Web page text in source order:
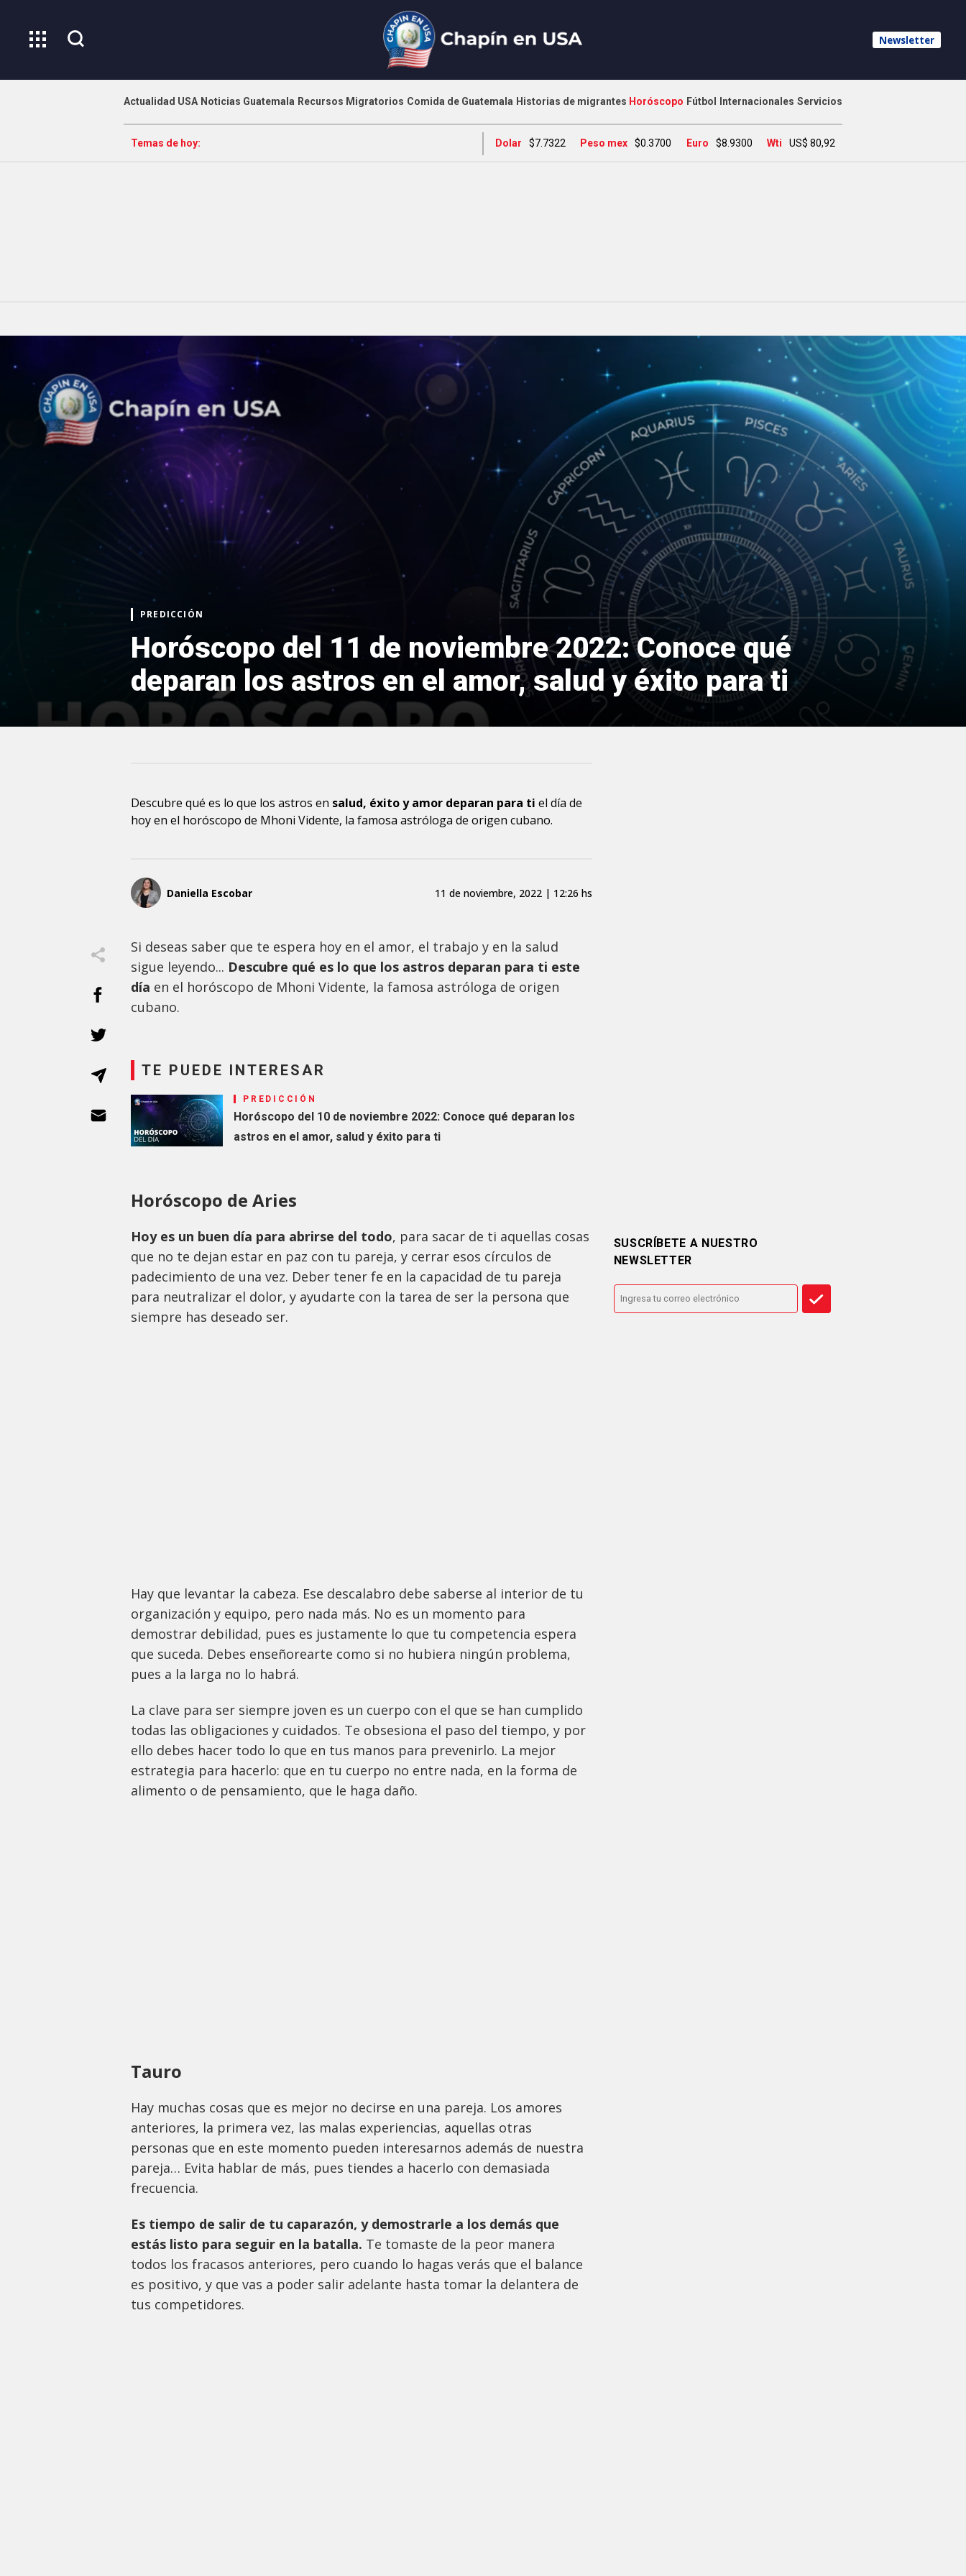
Newsletter
Actualidad USA Noticias Guatemala Recursos Migratorios Comida de Guatemala Historias de migrantes Horóscopo Fútbol Internacionales Servicios
Temas de hoy: Dolar $7.7322 Peso mex $0.3700 Euro $8.9300 Wti US$ 80,92
PREDICCIÓN
Horóscopo del 11 de noviembre 2022: Conoce qué
deparan los astros en el amor, salud y éxito para ti
Descubre qué es lo que los astros en salud, éxito y amor deparan para ti el día de
hoy en el horóscopo de Mhoni Vidente, la famosa astróloga de origen cubano.
Daniella Escobar 11 de noviembre, 2022 | 12:26 hs
Si deseas saber que te espera hoy en el amor, el trabajo y en la salud
sigue leyendo... Descubre qué es lo que los astros deparan para ti este
día en el horóscopo de Mhoni Vidente, la famosa astróloga de origen
cubano.
TE PUEDE INTERESAR
PREDICCIÓN
Horóscopo del 10 de noviembre 2022: Conoce qué deparan los
astros en el amor, salud y éxito para ti
Horóscopo de Aries
Hoy es un buen día para abrirse del todo, para sacar de ti aquellas cosas
que no te dejan estar en paz con tu pareja, y cerrar esos círculos de
padecimiento de una vez. Deber tener fe en la capacidad de tu pareja
para neutralizar el dolor, y ayudarte con la tarea de ser la persona que
siempre has deseado ser.
Hay que levantar la cabeza. Ese descalabro debe saberse al interior de tu
organización y equipo, pero nada más. No es un momento para
demostrar debilidad, pues es justamente lo que tu competencia espera
que suceda. Debes enseñorearte como si no hubiera ningún problema,
pues a la larga no lo habrá.
La clave para ser siempre joven es un cuerpo con el que se han cumplido
todas las obligaciones y cuidados. Te obsesiona el paso del tiempo, y por
ello debes hacer todo lo que en tus manos para prevenirlo. La mejor
estrategia para hacerlo: que en tu cuerpo no entre nada, en la forma de
alimento o de pensamiento, que le haga daño.
Tauro
Hay muchas cosas que es mejor no decirse en una pareja. Los amores
anteriores, la primera vez, las malas experiencias, aquellas otras
personas que en este momento pueden interesarnos además de nuestra
pareja… Evita hablar de más, pues tiendes a hacerlo con demasiada
frecuencia.
Es tiempo de salir de tu caparazón, y demostrarle a los demás que
estás listo para seguir en la batalla. Te tomaste de la peor manera
todos los fracasos anteriores, pero cuando lo hagas verás que el balance
es positivo, y que vas a poder salir adelante hasta tomar la delantera de
tus competidores.
SUSCRÍBETE A NUESTRO
NEWSLETTER